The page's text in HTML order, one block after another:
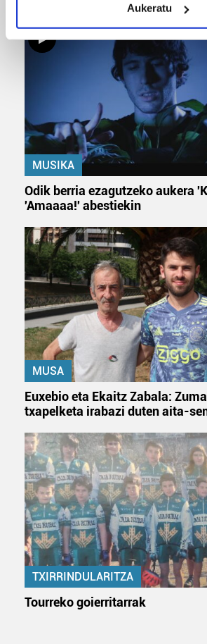
Identify your device by actively
specific characteristics
Find out more about how your
and set your preferences in thedetails
Guk eta gure bazkideek zure datu
prozesatzen ditugu, zure IP zenbakia,
teknologia erabiliz, cookieak adibidez,
pertsonalizatuak eskaintzeko,
neurtzeko, jendeari buruzko
erabiltzen dituen hauta dezakezu.
Bazkide batzuek ez dizute baimenik
interes komertzial legitimoetan
bazkideen zerrenda, beren ustez zein
duten interes legitimoa eta horren
dezakezun ikusteko.
Lortu zure datu pertsonalak
buruzko informazio gehiago eta ezarri
datuen atalean. Edozein unetan alda
zure baimena Cookieen
Webgune honek cookie propioak eta
fitxategiak erabiltzen ditu. Zure
zerbitzuak hobetzeko asmoz, cookie
baliatzen gara. Ohar hau onartuz
erabiltzeko baimen esplizitua ematen
irakurri
Aukeratu
MUSIKA
Odik berria ezagutzeko aukera
'Amaaaa!' abestiekin
MUSA
Euxebio eta Ekaitz Zabala:
txapelketa irabazi duten aita-
TXIRRINDULARITZA
Tourreko goierritarrak